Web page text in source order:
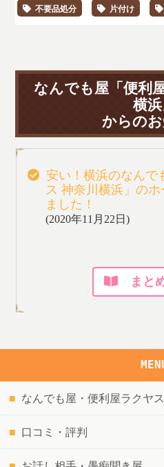
不要品処分 片付け
なんでも屋「便利
横浜
からの
安い！横浜のなんで
ス 神奈川横浜」の
ました！
(2020年11月22日)
まと
なんでも屋・便利屋ラクヤス
口コミ・評判